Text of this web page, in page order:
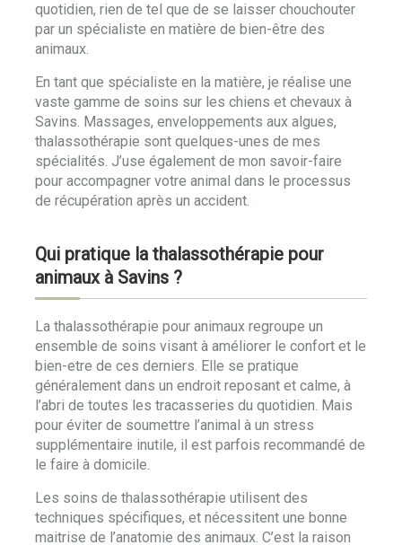
quotidien, rien de tel que de se laisser chouchouter
par un spécialiste en matière de bien-être des
animaux.
En tant que spécialiste en la matière, je réalise une
vaste gamme de soins sur les chiens et chevaux à
Savins. Massages, enveloppements aux algues,
thalassothérapie sont quelques-unes de mes
spécialités. J’use également de mon savoir-faire
pour accompagner votre animal dans le processus
de récupération après un accident.
Qui pratique la thalassothérapie pour
animaux à Savins ?
La thalassothérapie pour animaux regroupe un
ensemble de soins visant à améliorer le confort et le
bien-etre de ces derniers. Elle se pratique
généralement dans un endroit reposant et calme, à
l’abri de toutes les tracasseries du quotidien. Mais
pour éviter de soumettre l’animal à un stress
supplémentaire inutile, il est parfois recommandé de
le faire à domicile.
Les soins de thalassothérapie utilisent des
techniques spécifiques, et nécessitent une bonne
maitrise de l’anatomie des animaux. C’est la raison